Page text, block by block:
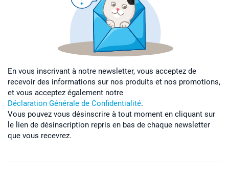
En vous inscrivant à notre newsletter, vous acceptez de
recevoir des informations sur nos produits et nos promotions,
et vous acceptez également notre
Déclaration Générale de Confidentialité.
Vous pouvez vous désinscrire à tout moment en cliquant sur
le lien de désinscription repris en bas de chaque newsletter
que vous recevrez.